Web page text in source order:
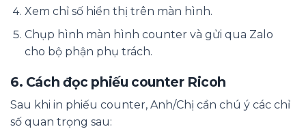
Xem chỉ số hiển thị trên màn hình.
Chụp hình màn hình counter và gửi qua Zalo
cho bộ phận phụ trách.
6. Cách đọc phiếu counter Ricoh
Sau khi in phiếu counter, Anh/Chị cần chú ý các chỉ
số quan trọng sau: